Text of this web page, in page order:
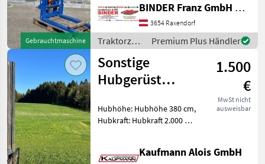
Gebrauchtmaschine
Heckstapler - AKTION ✔️
Modell : HS 2-800 , ✔️ in
serienmäßiger Ausführung
BINDER Franz GmbH & CoKG
3654 Raxendorf
Traktorzubehör
/ Sonstige
Premium Plus Händler
Sonstige
Hubgerüst
1.500
€
MwSt nicht
ausweisbar
Hubhöhe: Hubhöhe 380 cm,
Hubkraft: Hubkraft 2.000 kg,
45m Hubhöhe 3, 82Kaufmann Alois GmbH